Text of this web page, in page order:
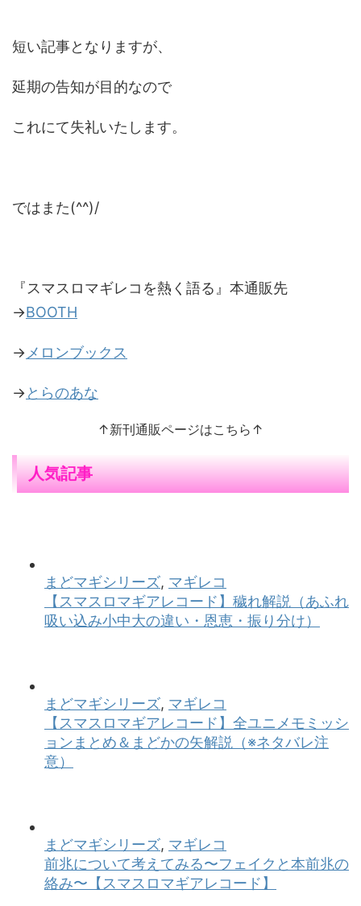
短い記事となりますが、
延期の告知が目的なので
これにて失礼いたします。
ではまた(^^)/
『スマスロマギレコを熱く語る』本通販先
→BOOTH
→ メロンブックス
→とらのあな
↑新刊通販ページはこちら↑
人気記事